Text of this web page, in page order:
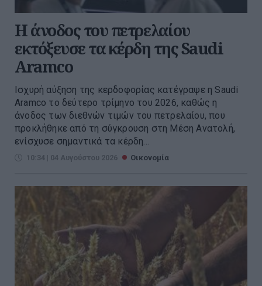
Η άνοδος του πετρελαίου
εκτόξευσε τα κέρδη της Saudi
Aramco
Ισχυρή αύξηση της κερδοφορίας κατέγραψε η Saudi
Aramco το δεύτερο τρίμηνο του 2026, καθώς η
άνοδος των διεθνών τιμών του πετρελαίου, που
προκλήθηκε από τη σύγκρουση στη Μέση Ανατολή,
ενίσχυσε σημαντικά τα κέρδη...
10:34 | 04 Αυγούστου 2026 Οικονομία